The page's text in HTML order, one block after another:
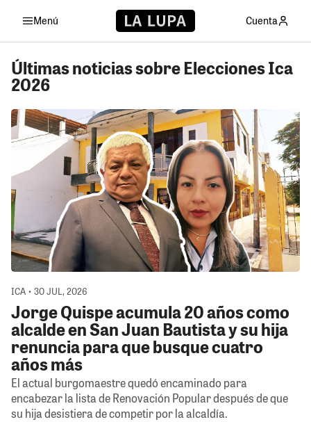
Menú Cuenta
Últimas noticias sobre Elecciones Ica
2026
ICA • 30 JUL, 2026
Jorge Quispe acumula 20 años como
alcalde en San Juan Bautista y su hija
renuncia para que busque cuatro
años más
El actual burgomaestre quedó encaminado para
encabezar la lista de Renovación Popular después de que
su hija desistiera de competir por la alcaldía.